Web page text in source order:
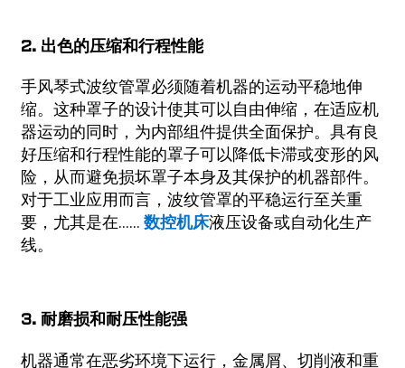
2. 出色的压缩和行程性能
手风琴式波纹管罩必须随着机器的运动平稳地伸
缩。这种罩子的设计使其可以自由伸缩，在适应机
器运动的同时，为内部组件提供全面保护。具有良
好压缩和行程性能的罩子可以降低卡滞或变形的风
险，从而避免损坏罩子本身及其保护的机器部件。
对于工业应用而言，波纹管罩的平稳运行至关重
要，尤其是在…… 数控机床液压设备或自动化生产
线。
3. 耐磨损和耐压性能强
机器通常在恶劣环境下运行，金属屑、切削液和重